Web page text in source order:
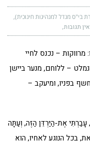
בי"ס מנדל למנהיגות חינוכית)
אין תגובות
מרווקות – נכנס לחיי
– ללוחם, מנער ביישן
בפניו, ומיעקב –
אֶת-הַיַּרְדֵּן הַזֶּה, וְעַתָּה
בכל הנוגע לאחיו, הוא